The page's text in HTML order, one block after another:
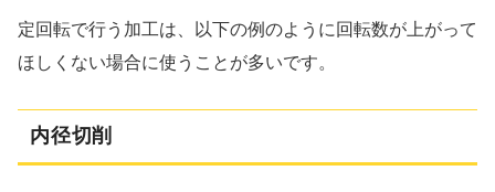
定回転で行う加工は、以下の例のように回転数が上がって
ほしくない場合に使うことが多いです。
内径切削